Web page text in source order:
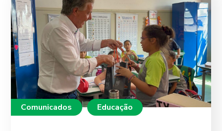
Comunicados Educação